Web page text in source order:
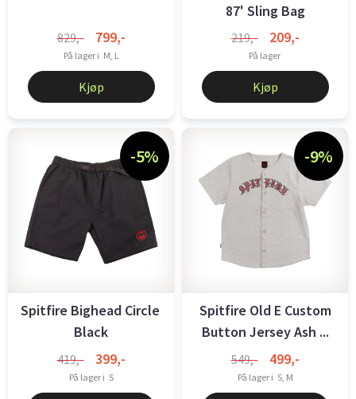
829,- 799,-
På lager i M, L
Kjøp
87' Sling Bag
219,- 209,-
På lager
Kjøp
-5%
Spitfire Bighead Circle Shorts
Black
419,- 399,-
På lager i S
-9%
Spitfire Old E Custom
Button Jersey Ash ...
549,- 499,-
På lager i S, M